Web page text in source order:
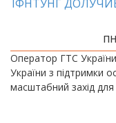
ІФНТУНГ
Оператор ГТС
України з підтримки
масштабний захід для